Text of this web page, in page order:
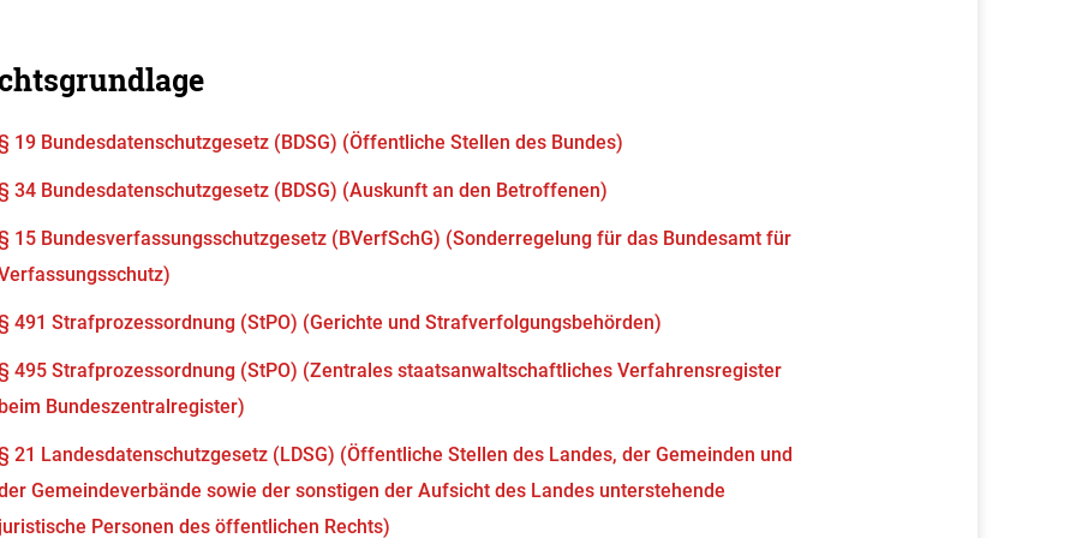
19 Bundesdatenschutzgesetz (BDSG) (Öffentliche Stellen des Bundes)
34 Bundesdatenschutzgesetz (BDSG) (Auskunft an den Betroffenen)
15 Bundesverfassungsschutzgesetz (BVerfSchG) (Sonderregelung für das Bundesamt für
491 Strafprozessordnung (StPO) (Gerichte und Strafverfolgungsbehörden)
495 Strafprozessordnung (StPO) (Zentrales staatsanwaltschaftliches Verfahrensregister
Bundeszentralregister)
21 Landesdatenschutzgesetz (LDSG) (Öffentliche Stellen des Landes, der Gemeinden und
Gemeindeverbände sowie der sonstigen der Aufsicht des Landes unterstehende
Personen des öffentlichen Rechts)